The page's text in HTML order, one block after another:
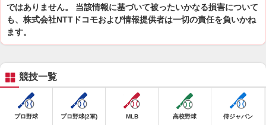
ではありません。 当該情報に基づいて被ったいかなる損害について
も、株式会社NTTドコモおよび情報提供者は一切の責任を負いかね
ます。
競技一覧
プロ野球 プロ野球(2軍) MLB 高校野球 侍ジャパン